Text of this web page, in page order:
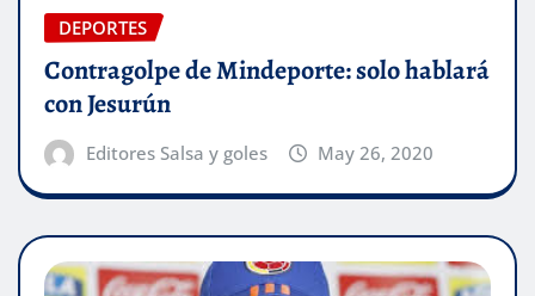
DEPORTES
Contragolpe de Mindeporte: solo hablará
con Jesurún
Editores Salsa y goles May 26, 2020